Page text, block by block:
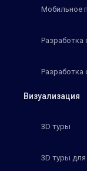
Мобильное
Разработка
Разработка
Визуализация
3D туры
3D туры